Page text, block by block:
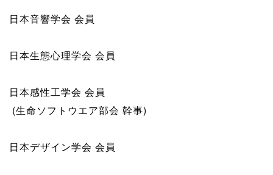
日本音響学会 会員
日本生態心理学会 会員
日本感性工学会 会員
(生命ソフトウエア部会 幹事)
日本デザイン学会 会員